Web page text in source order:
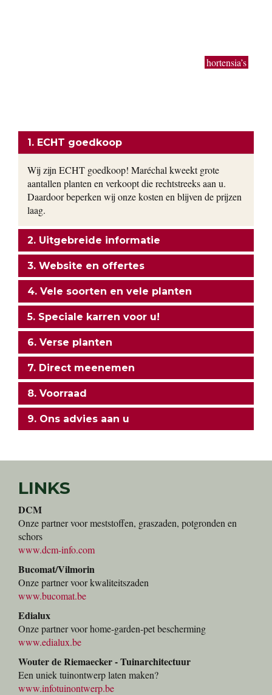
hortensia’s
1. ECHT goedkoop
Wij zijn ECHT goedkoop! Maréchal kweekt grote
aantallen planten en verkoopt die rechtstreeks aan u.
Daardoor beperken wij onze kosten en blijven de prijzen
laag.
2. Uitgebreide informatie
3. Website en offertes
4. Vele soorten en vele planten
5. Speciale karren voor u!
6. Verse planten
7. Direct meenemen
8. Voorraad
9. Ons advies aan u
LINKS
DCM
Onze partner voor meststoffen, graszaden, potgronden en
schors
www.dcm-info.com
Bucomat/Vilmorin
Onze partner voor kwaliteitszaden
www.bucomat.be
Edialux
Onze partner voor home-garden-pet bescherming
www.edialux.be
Wouter de Riemaecker - Tuinarchitectuur
Een uniek tuinontwerp laten maken?
www.infotuinontwerp.be